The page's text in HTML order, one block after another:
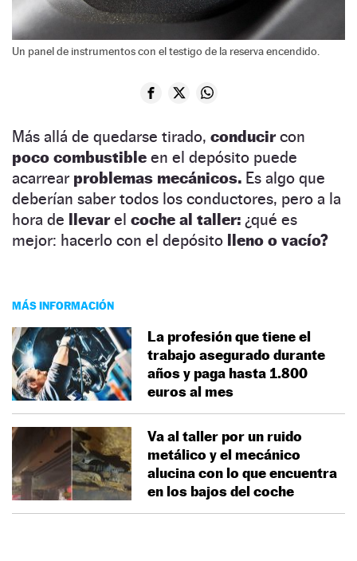
Un panel de instrumentos con el testigo de la reserva encendido.
Más allá de quedarse tirado, conducircon
poco combustible en el depósito puede
acarrear problemas mecánicos. Es algo que
deberían saber todos los conductores, pero a la
hora de llevarel coche al taller: ¿qué es
mejor: hacerlo con el depósito lleno o vacío?
MÁS INFORMACIÓN
La profesión que tiene el
trabajo asegurado durante
años y paga hasta 1.800
euros al mes
Va al taller por un ruido
metálico y el mecánico
alucina con lo que encuentra
en los bajos del coche